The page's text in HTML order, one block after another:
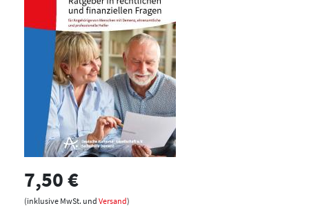
7,50 €
(inklusive MwSt. und Versand)